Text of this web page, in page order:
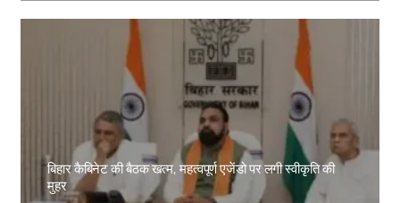
बिहार कैबिनेट की बैठक खत्म, महत्वपूर्ण एजेंडो पर लगी स्वीकृति की
मुहर